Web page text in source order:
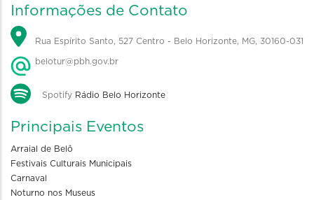
Informações de Contato
Rua Espírito Santo, 527 Centro - Belo Horizonte, MG, 30160-031
belotur@pbh.gov.br
Spotify Rádio Belo Horizonte
Principais Eventos
Arraial de Belô
Festivais Culturais Municipais
Carnaval
Noturno nos Museus